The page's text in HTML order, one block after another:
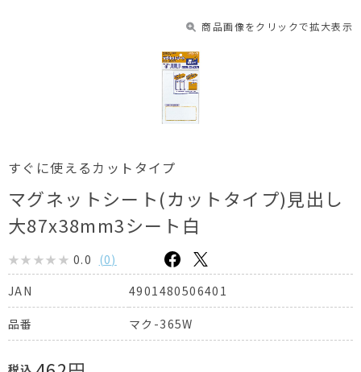
商品画像をクリックで拡大表示
すぐに使えるカットタイプ
マグネットシート(カットタイプ)見出し
大87x38mm3シート白
0.0 (0)
JAN
4901480506401
品番 マク-365W
税込